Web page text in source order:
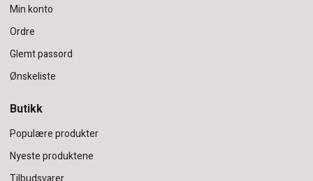
Min konto
Ordre
Glemt passord
Ønskeliste
Butikk
Populære produkter
Nyeste produktene